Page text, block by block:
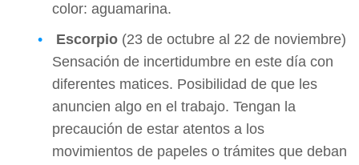
color: aguamarina.
Escorpio (23 de octubre al 22 de noviembre)
Sensación de incertidumbre en este día con
diferentes matices. Posibilidad de que les
anuncien algo en el trabajo. Tengan la
precaución de estar atentos a los
movimientos de papeles o trámites que deban